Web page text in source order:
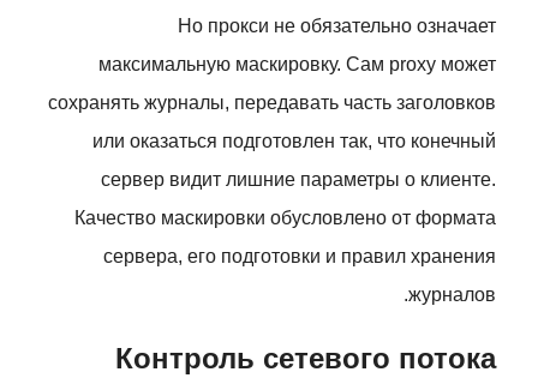
Но прокси не обязательно означает
максимальную маскировку. Сам proxy может
сохранять журналы, передавать часть заголовков
или оказаться подготовлен так, что конечный
сервер видит лишние параметры о клиенте.
Качество маскировки обусловлено от формата
сервера, его подготовки и правил хранения
журналов.
Контроль сетевого потока